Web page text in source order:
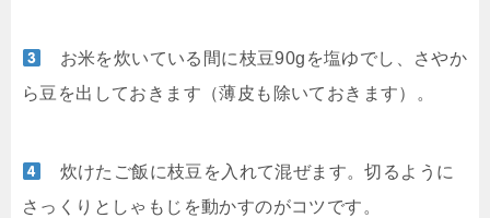
お米を炊いている間に枝豆90gを塩ゆでし、さやか
ら豆を出しておきます（薄皮も除いておきます）。
炊けたご飯に枝豆を入れて混ぜます。切るように
さっくりとしゃもじを動かすのがコツです。